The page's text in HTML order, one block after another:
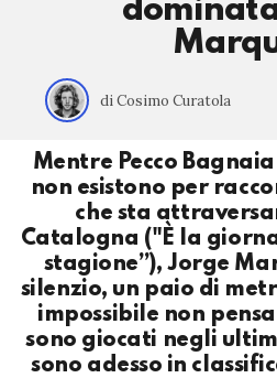
di Cosimo Curatola
Mentre Pecco
non esistono per
che sta
Catalogna ("È la
stagione”), Jorge
silenzio, un paio di
impossibile non
sono giocati negli
sono adesso in